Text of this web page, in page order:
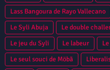
Lass Bangoura de Rayo Vallecano
Le Syli Abuja
Le double
Le jeu du Syli
Le labeur
Le seul souci de Möbã